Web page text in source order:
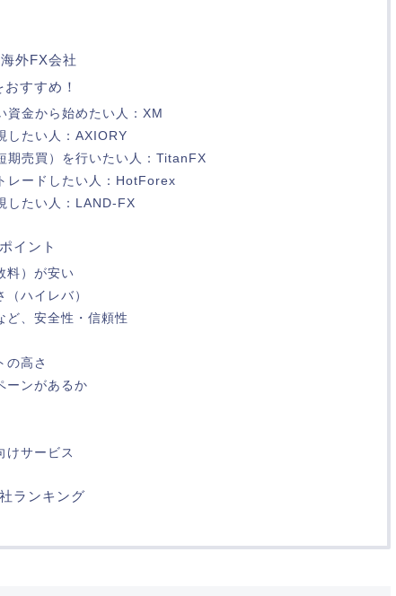
外FX会社
すすめ！
資金から始めたい人：XM
したい人：AXIORY
期売買）を行いたい人：TitanFX
レードしたい人：HotForex
したい人：LAND-FX
イント
料）が安い
ハイレバ）
ど、安全性・信頼性
の高さ
ーンがあるか
けサービス
ランキング